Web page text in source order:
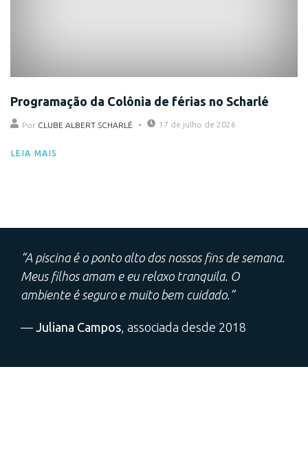
Programação da Colônia de férias no Scharlé
Por CLUBE ALBERT SCHARLÉ 17 de julho de 2026
LEIA MAIS
“A piscina é o ponto alto dos nossos fins de semana.
Meus filhos amam e eu relaxo tranquila. O
ambiente é seguro e muito bem cuidado.”
— Juliana Campos, associada desde 2018